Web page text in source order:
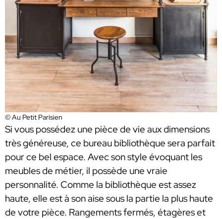
© Au Petit Parisien
Si vous possédez une pièce de vie aux dimensions
très généreuse, ce bureau bibliothèque sera parfait
pour ce bel espace. Avec son style évoquant les
meubles de métier, il possède une vraie
personnalité. Comme la bibliothèque est assez
haute, elle est à son aise sous la partie la plus haute
de votre pièce. Rangements fermés, étagères et